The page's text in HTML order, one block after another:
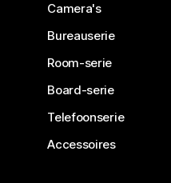
Camera's
Bureauserie
Room-serie
Board-serie
Telefoonserie
Accessoires